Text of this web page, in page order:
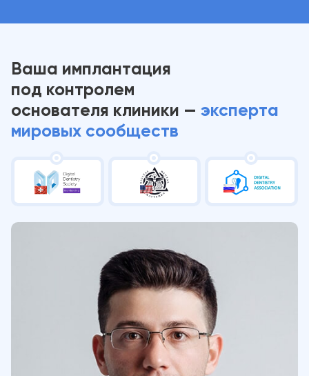
Ваша имплантация
под контролем
основателя клиники — эксперта
мировых сообществ